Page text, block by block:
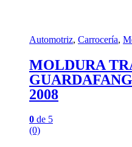
Automotriz, Carrocería,
MOLDURA
2008
0 de 5
(0)